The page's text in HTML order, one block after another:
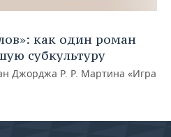
как один роман
субкультуру
Джорджа Р. Р. Мартина «Игра